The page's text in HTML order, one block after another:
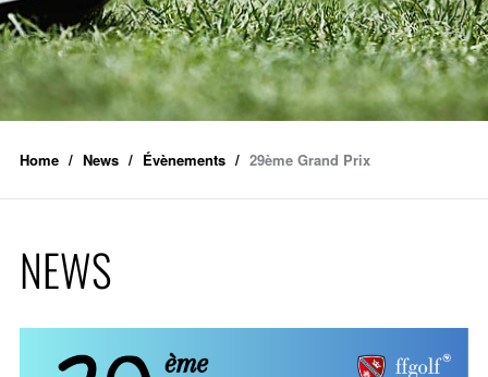
Home News Évènements 29ème Grand Prix
NEWS